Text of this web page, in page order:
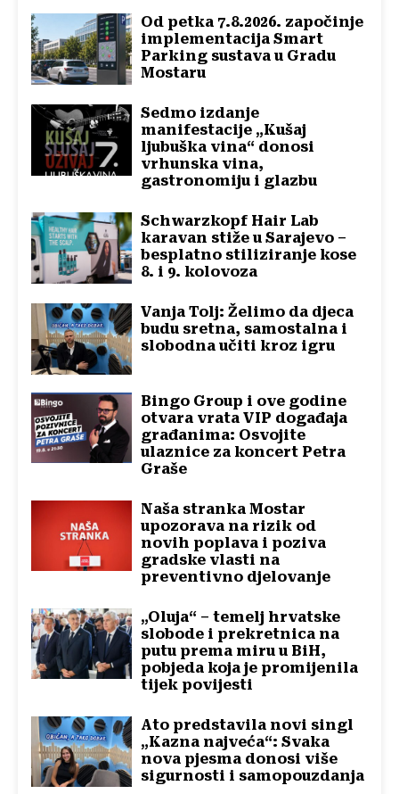
Od petka 7.8.2026. započinje
implementacija Smart
Parking sustava u Gradu
Mostaru
Sedmo izdanje
manifestacije „Kušaj
ljubuška vina“ donosi
vrhunska vina,
gastronomiju i glazbu
Schwarzkopf Hair Lab
karavan stiže u Sarajevo –
besplatno stiliziranje kose
8. i 9. kolovoza
Vanja Tolj: Želimo da djeca
budu sretna, samostalna i
slobodna učiti kroz igru
Bingo Group i ove godine
otvara vrata VIP događaja
građanima: Osvojite
ulaznice za koncert Petra
Graše
Naša stranka Mostar
upozorava na rizik od
novih poplava i poziva
gradske vlasti na
preventivno djelovanje
„Oluja“ – temelj hrvatske
slobode i prekretnica na
putu prema miru u BiH,
pobjeda koja je promijenila
tijek povijesti
Ato predstavila novi singl
„Kazna najveća“: Svaka
nova pjesma donosi više
sigurnosti i samopouzdanja